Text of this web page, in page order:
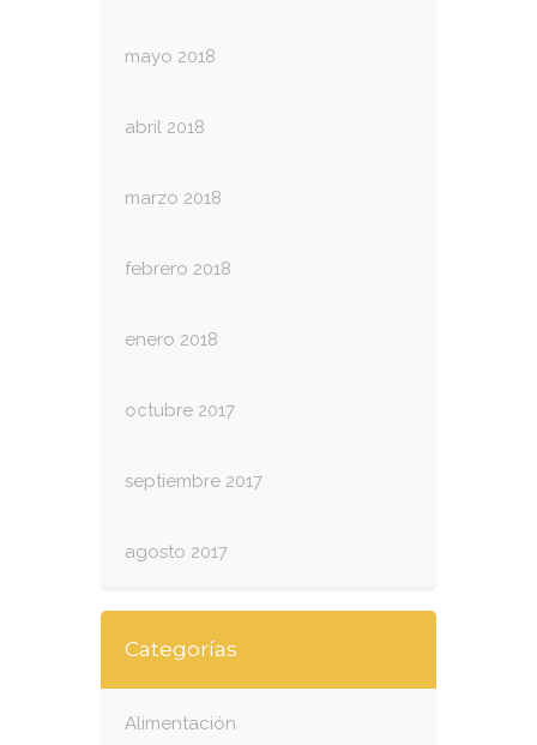
mayo 2018
abril 2018
marzo 2018
febrero 2018
enero 2018
octubre 2017
septiembre 2017
agosto 2017
Categorías
Alimentación